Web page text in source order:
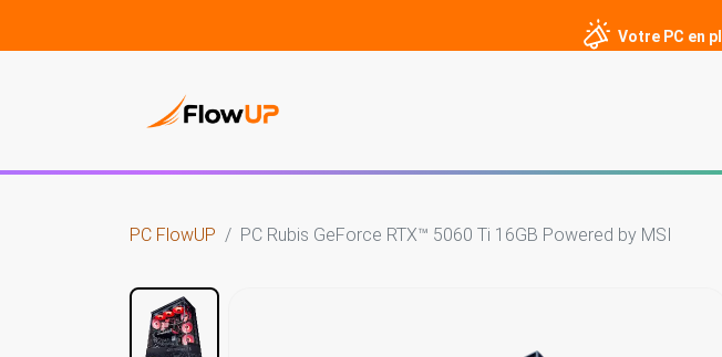
Votre PC en
PC FlowUP PC Rubis GeForce RTX™ 5060 Ti 16GB Powered by MSI